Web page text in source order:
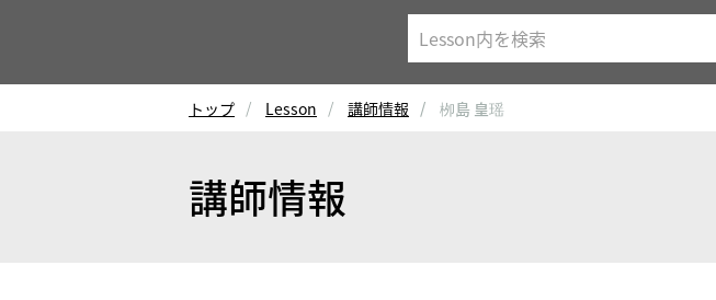
トップ Lesson 講師情報 栁島 皇瑶
講師情報